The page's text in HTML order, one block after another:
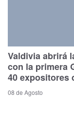
Valdivia abrirá
con la primera
40 expositores
08 de Agosto